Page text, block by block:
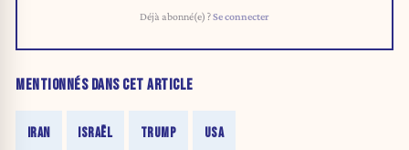
Déjà abonné(e) ?Se connecter
MENTIONNÉS DANS CET ARTICLE
IRAN ISRAËL TRUMP USA